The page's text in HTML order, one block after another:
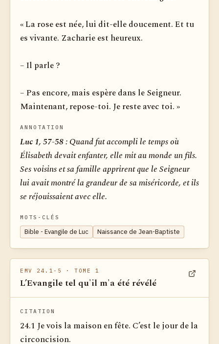
« La rose est née, lui dit-elle doucement. Et tu
es vivante. Zacharie est heureux.
– Il parle ?
– Pas encore, mais espère dans le Seigneur.
Maintenant, repose-toi. Je reste avec toi. »
ANNOTATION
Luc 1, 57-58 :Quand fut accompli le temps où
Élisabeth devait enfanter, elle mit au monde un fils.
Ses voisins et sa famille apprirent que le Seigneur
lui avait montré la grandeur de sa miséricorde, et ils
se réjouissaient avec elle.
MOTS-CLÉS
Bible - Evangile de Luc Naissance de Jean-Baptiste
EMV 24.1-5 · TOME 1
L’Evangile tel qu'il m'a été révélé
CITATION
24.1 Je vois la maison en fête. C’est le jour de la
circoncision.